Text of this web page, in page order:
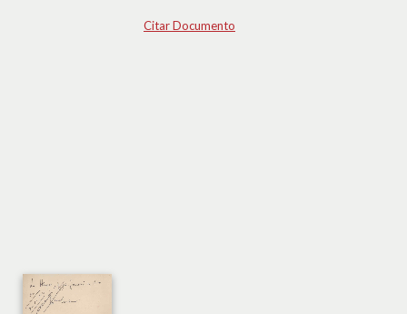
Citar Documento